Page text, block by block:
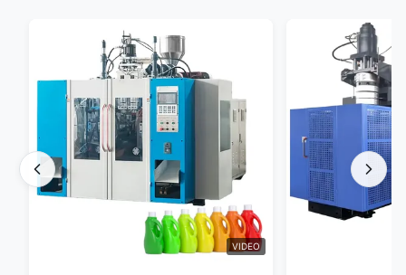
VIDEO